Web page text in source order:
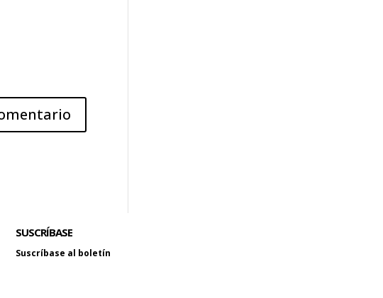
SUSCRÍBASE
Suscríbase al boletín